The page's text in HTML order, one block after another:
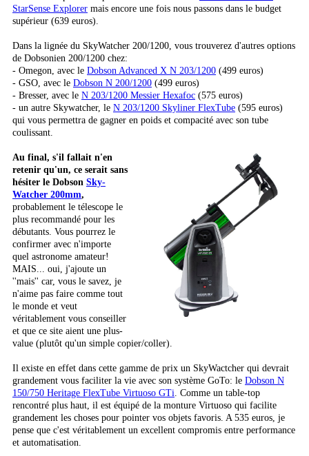
StarSense Explorer mais encore une fois nous passons dans le budget
supérieur (639 euros).
Dans la lignée du SkyWatcher 200/1200, vous trouverez d'autres options
de Dobsonien 200/1200 chez:
- Omegon, avec le Dobson Advanced X N 203/1200 (499 euros)
- GSO, avec le Dobson N 200/1200 (499 euros)
- Bresser, avec le N 203/1200 Messier Hexafoc (575 euros)
- un autre Skywatcher, le N 203/1200 Skyliner FlexTube (595 euros)
qui vous permettra de gagner en poids et compacité avec son tube
coulissant.
Au final, s'il fallait n'en
retenir qu'un, ce serait sans
hésiter le Dobson Sky-
Watcher 200mm,
probablement le télescope le
plus recommandé pour les
débutants. Vous pourrez le
confirmer avec n'importe
quel astronome amateur!
MAIS... oui, j'ajoute un
''mais'' car, vous le savez, je
n'aime pas faire comme tout
le monde et veut
véritablement vous conseiller
et que ce site aient une plus-
value (plutôt qu'un simple copier/coller).
Il existe en effet dans cette gamme de prix un SkyWactcher qui devrait
grandement vous faciliter la vie avec son système GoTo: le Dobson N
150/750 Heritage FlexTube Virtuoso GTi. Comme un table-top
rencontré plus haut, il est équipé de la monture Virtuoso qui facilite
grandement les choses pour pointer vos objets favoris. A 535 euros, je
pense que c'est véritablement un excellent compromis entre performance
et automatisation.